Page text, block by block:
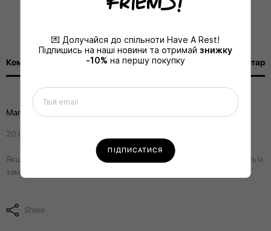
Коментарі (4) Додати коментар
Mariya
20.07.2023
Якщо після двох років ваги перестали працювати, чи є можливість їх
замінити, чи можливо там батарейка сіла?
Share
💌 Долучайся до спільноти Have A Rest!
Підпишись на наші новини та отримай знижку
-10% на першу покупку